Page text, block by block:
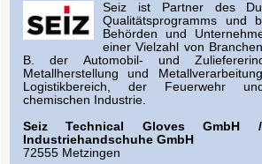
Seiz ist Partner des
Qualitätsprogramms und
Behörden und
einer Vielzahl von
B. der Automobil- und
Metallherstellung und
Logistikbereich, der Feuerwehr
chemischen Industrie.
Seiz Technical Gloves GmbH
Industriehandschuhe GmbH
72555 Metzingen